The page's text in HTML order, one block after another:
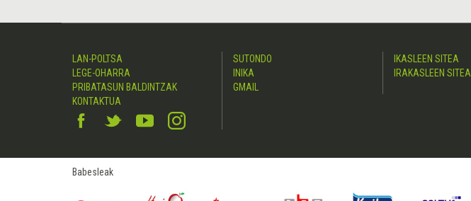
LAN-POLTSA
LEGE-OHARRA
PRIBATASUN BALDINTZAK
KONTAKTUA
SUTONDO
INIKA
GMAIL
IKASLEEN SITEA
IRAKASLEEN SITEA
Babesleak